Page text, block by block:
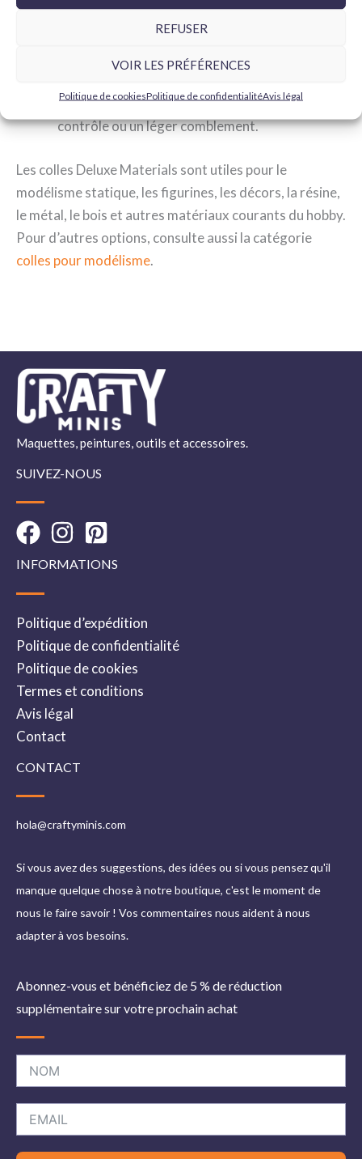
REFUSER
VOIR LES PRÉFÉRENCES
Politique de cookiesPolitique de confidentialitéAvis légal
Roket Rapid :option équilibrée pour le montage
général, avec un peu plus de corps et une bonne
vitesse de prise.
avec plus de jeu, les pièces nécessitant plus de
contrôle ou un léger comblement.
Les colles Deluxe Materials sont utiles pour le
modélisme statique, les figurines, les décors, la résine,
le métal, le bois et autres matériaux courants du hobby.
Pour d’autres options, consulte aussi la catégorie
colles pour modélisme.
Maquettes, peintures, outils et accessoires.
SUIVEZ-NOUS
INFORMATIONS
Politique d’expédition
Politique de confidentialité
Politique de cookies
Termes et conditions
Avis légal
Contact
CONTACT
hola@craftyminis.com
Si vous avez des suggestions, des idées ou si vous pensez qu'il
manque quelque chose à notre boutique, c'est le moment de
nous le faire savoir ! Vos commentaires nous aident à nous
adapter à vos besoins.
Abonnez-vous et bénéficiez de 5 % de réduction
supplémentaire sur votre prochain achat